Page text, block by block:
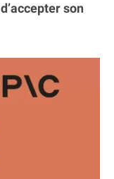
son